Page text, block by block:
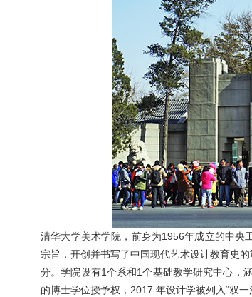
清华大学美术学院，前身为1956年成立的中央
宗旨，开创并书写了中国现代艺术设计教育史
分。学院设有1个系和1个基础教学研究中心，
的博士学位授予权，2017 年设计学被列入“双一